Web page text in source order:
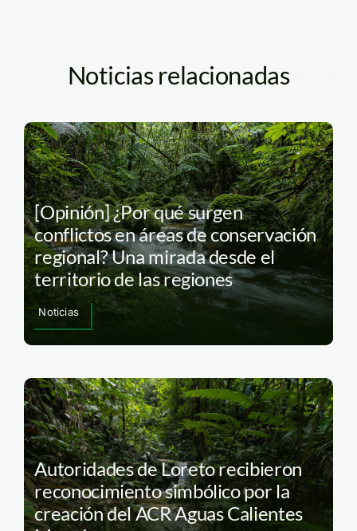
Noticias relacionadas
[Opinión] ¿Por qué surgen
conflictos en áreas de conservación
regional? Una mirada desde el
territorio de las regiones
Noticias
Autoridades de Loreto recibieron
reconocimiento simbólico por la
creación del ACR Aguas Calientes